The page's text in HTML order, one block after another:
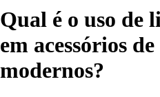
Qual é o uso de
em acessórios
modernos?